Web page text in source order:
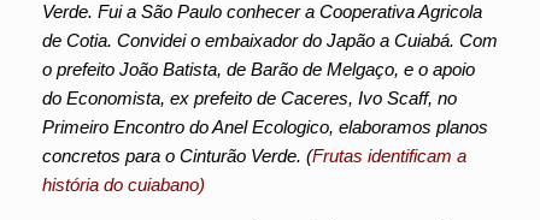
Verde. Fui a São Paulo conhecer a Cooperativa Agricola
de Cotia. Convidei o embaixador do Japão a Cuiabá. Com
o prefeito João Batista, de Barão de Melgaço, e o apoio
do Economista, ex prefeito de Caceres, Ivo Scaff, no
Primeiro Encontro do Anel Ecologico, elaboramos planos
concretos para o Cinturão Verde. (Frutas identificam a
história do cuiabano)